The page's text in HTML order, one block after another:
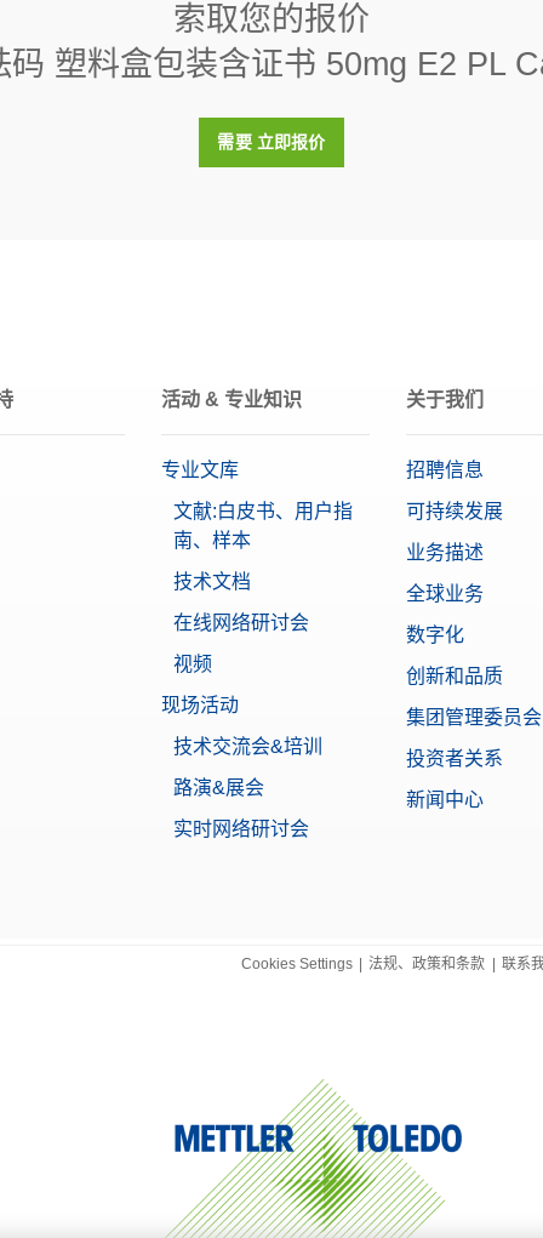
< 0.07
塑料盒（包括在内）
索取您的报价
码 塑料盒包装含证书 50mg E2 PL
需要 立即报价
活动 & 专业知识
专业文库
文献:白皮书、用户指
南、样本
技术文档
在线网络研讨会
视频
现场活动
技术交流会&培训
路演&展会
实时网络研讨会
关于我们
招聘信息
可持续发展
业务描述
全球业务
数字化
创新和品质
集团管理委员会
投资者关系
新闻中心
Cookies Settings 法规、政策和条款 联系